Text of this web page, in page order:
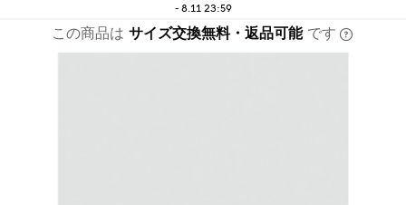
- 8.11 23:59
この商品は サイズ交換無料・返品可能 です